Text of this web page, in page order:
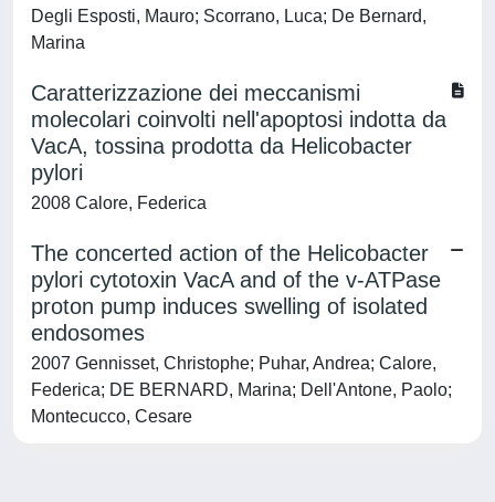
Degli Esposti, Mauro; Scorrano, Luca; De Bernard,
Marina
Caratterizzazione dei meccanismi
molecolari coinvolti nell'apoptosi indotta da
VacA, tossina prodotta da Helicobacter
pylori
2008 Calore, Federica
The concerted action of the Helicobacter
pylori cytotoxin VacA and of the v-ATPase
proton pump induces swelling of isolated
endosomes
2007 Gennisset, Christophe; Puhar, Andrea; Calore,
Federica; DE BERNARD, Marina; Dell'Antone, Paolo;
Montecucco, Cesare